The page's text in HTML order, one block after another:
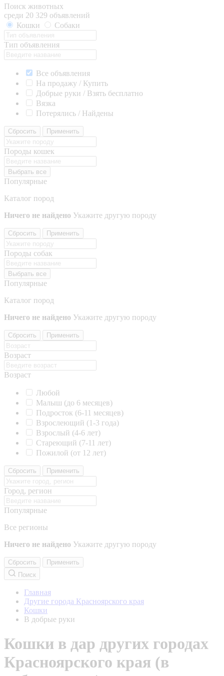
Поиск животных
среди 20 329 объявлений
Кошки
Собаки
Тип объявления
Все объявления
На продажу / Купить
Добрые руки / Взять бесплатно
Вязка
Потерялись / Найдены
Сбросить Применить
Породы кошек
Выбрать все
Популярные
Каталог пород
Ничего не найдено Укажите другую породу
Сбросить Применить
Породы собак
Выбрать все
Популярные
Каталог пород
Ничего не найдено Укажите другую породу
Сбросить Применить
Возраст
Возраст
Любой
Малыш (до 6 месяцев)
Подросток (6-11 месяцев)
Взрослеющий (1-3 года)
Взрослый (4-6 лет)
Стареющий (7-11 лет)
Пожилой (от 12 лет)
Сбросить Применить
Город, регион
Популярные
Все регионы
Ничего не найдено Укажите другую породу
Сбросить
Применить
Поиск
Главная
Другие города Красноярского края
Кошки
В добрые руки
Кошки в дар других городах
Красноярского края (в